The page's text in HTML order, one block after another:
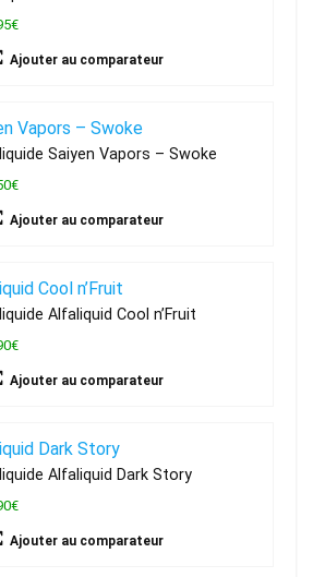
Ajouter au comparateur
Saiyen Vapors – Swoke
Ajouter au comparateur
Alfaliquid Cool n’Fruit
Ajouter au comparateur
Alfaliquid Dark Story
Ajouter au comparateur